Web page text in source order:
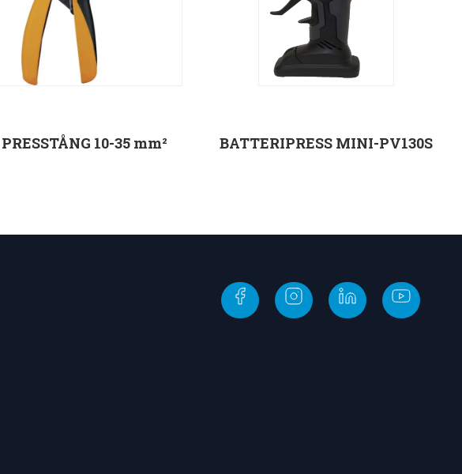
10-35 mm² BATTERIPRESS MINI-PV130S